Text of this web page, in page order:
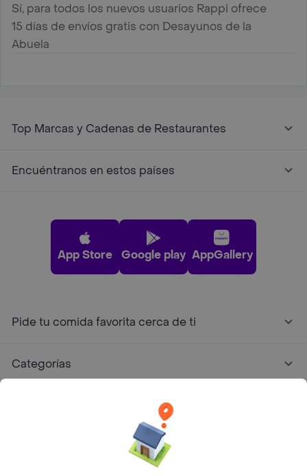
Sí, para todos los nuevos usuarios Rappi ofrece
15 días de envíos gratis con Desayunos de la
Abuela
Top Marcas y Cadenas de Restaurantes
Encuéntranos en estos países
App Store Google play AppGallery
Pide tu comida favorita cerca de ti
Categorías